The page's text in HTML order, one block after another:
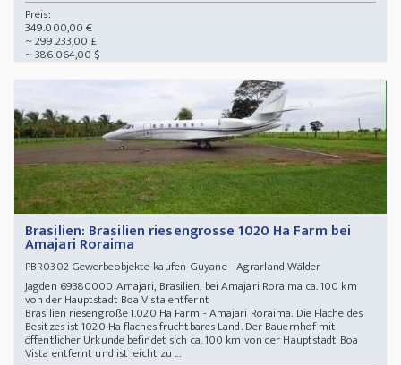
Preis:
349.000,00 €
~ 299.233,00 £
~ 386.064,00 $
Brasilien: Brasilien riesengrosse 1020 Ha Farm bei
Amajari Roraima
PBR0302Gewerbeobjekte-kaufen-Guyane - Agrarland Wälder
Jagden 69380000 Amajari, Brasilien, bei Amajari Roraima ca. 100 km
von der Hauptstadt Boa Vista entfernt
Brasilien riesengroße 1.020 Ha Farm - Amajari Roraima. Die Fläche des
Besitzes ist 1020 Ha flaches fruchtbares Land. Der Bauernhof mit
öffentlicher Urkunde befindet sich ca. 100 km von der Hauptstadt Boa
Vista entfernt und ist leicht zu ...